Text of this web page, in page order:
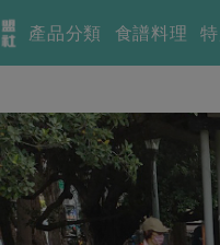
產品分類 食譜料理